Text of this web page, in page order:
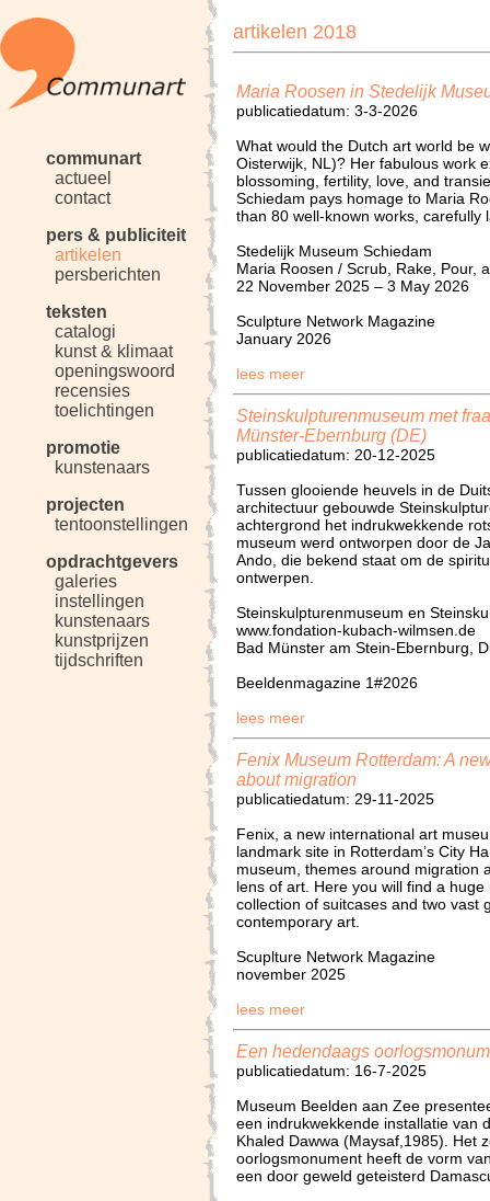
communart
actueel
contact
pers & publiciteit
artikelen
persberichten
teksten
catalogi
kunst & klimaat
openingswoord
recensies
toelichtingen
promotie
kunstenaars
projecten
tentoonstellingen
opdrachtgevers
galeries
instellingen
kunstenaars
kunstprijzen
tijdschriften
artikelen 2018
Maria Roosen in Stedelijk
publicatiedatum: 3-3-2026
What would the Dutch art world be
Oisterwijk, NL)? Her fabulous work
blossoming, fertility, love, and
Schiedam pays homage to Maria
than 80 well-known works,
Stedelijk Museum Schiedam
Maria Roosen / Scrub, Rake, Pour,
22 November 2025 – 3 May 2026
Sculpture Network Magazine
January 2026
lees meer
Steinskulpturenmuseum met
Münster-Ebernburg (DE)
publicatiedatum: 20-12-2025
Tussen glooiende heuvels in de
architectuur gebouwde
achtergrond het indrukwekkende
museum werd ontworpen door de
Ando, die bekend staat om de
ontwerpen.
Steinskulpturenmuseum en
www.fondation-kubach-wilmsen.de
Bad Münster am Stein-Ebernburg,
Beeldenmagazine 1#2026
lees meer
Fenix Museum Rotterdam: A
about migration
publicatiedatum: 29-11-2025
Fenix, a new international art
landmark site in Rotterdam’s City
museum, themes around migration
lens of art. Here you will find a
collection of suitcases and two vast
contemporary art.
Scuplture Network Magazine
november 2025
lees meer
Een hedendaags
publicatiedatum: 16-7-2025
Museum Beelden aan Zee
een indrukwekkende installatie van
Khaled Dawwa (Maysaf,1985). Het
oorlogsmonument heeft de vorm
een door geweld geteisterd